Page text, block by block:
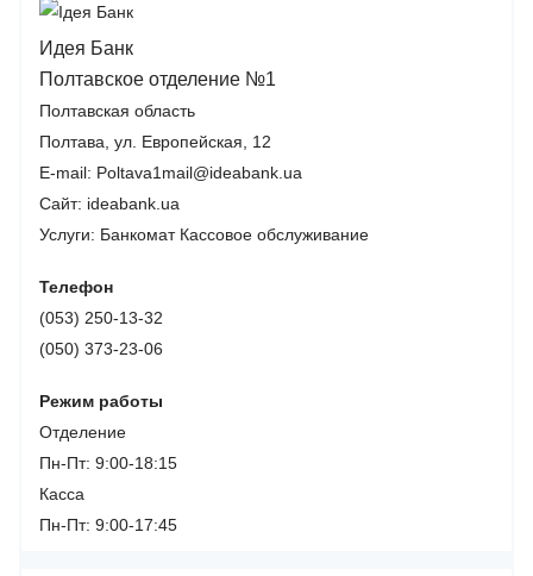
Идея Банк
Полтавское отделение №1
Полтавская область
Полтава, ул. Европейская, 12
E-mail: Poltava1mail@ideabank.ua
Сайт: ideabank.ua
Услуги: Банкомат Кассовое обслуживание
Телефон
(053) 250-13-32
(050) 373-23-06
Режим работы
Отделение
Пн-Пт: 9:00-18:15
Касса
Пн-Пт: 9:00-17:45